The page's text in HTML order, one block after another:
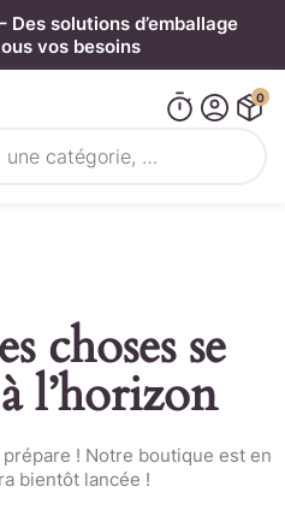
solutions d’emballage
vos besoins
0
choses se
l’horizon
! Notre boutique est en
bientôt lancée !